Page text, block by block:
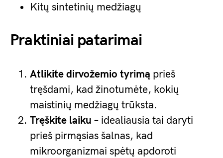
Kitų sintetinių medžiagų
Praktiniai patarimai
Atlikite dirvožemio tyrimą prieš
tręšdami, kad žinotumėte, kokių
maistinių medžiagų trūksta.
Tręškite laiku – idealiausia tai daryti
prieš pirmąsias šalnas, kad
mikroorganizmai spėtų apdoroti